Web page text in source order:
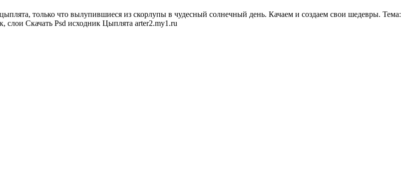
только что вылупившиеся из скорлупы в чудесный солнечный день. Качаем и создаем свои шедевры. Тема:
слои Скачать Psd исходник Цыплята arter2.my1.ru